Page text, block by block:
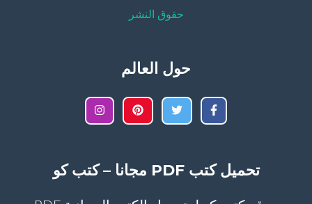
حقوق النشر
حول العالم
تحميل كتب PDF مجانا – كتب كو